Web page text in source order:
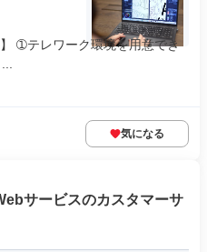
➀テレワーク環境を用意でき
気になる
サービスのカスタマーサ